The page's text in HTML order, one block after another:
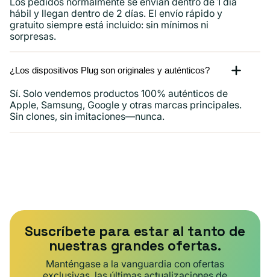
hábil y llegan dentro de 2 días. El envío rápido y
gratuito siempre está incluido: sin mínimos ni
sorpresas.
¿Los dispositivos Plug son originales y auténticos?
Sí. Solo vendemos productos 100% auténticos de
Apple, Samsung, Google y otras marcas principales.
Sin clones, sin imitaciones—nunca.
Suscríbete para estar al tanto de
nuestras grandes ofertas.
Manténgase a la vanguardia con ofertas